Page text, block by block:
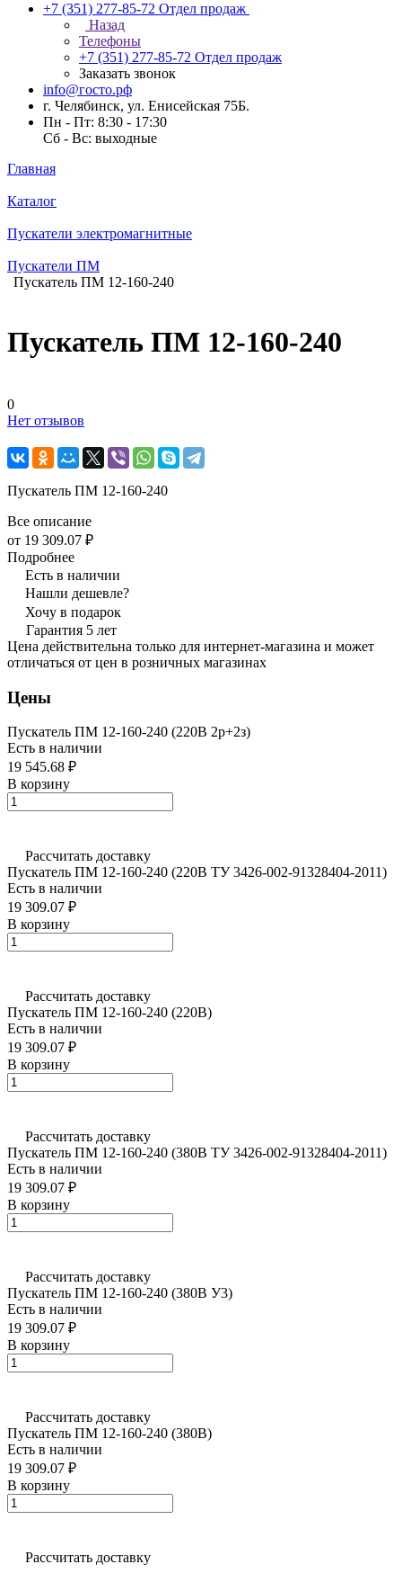
+7 (351) 277-85-72 Отдел продаж
Назад
Телефоны
+7 (351) 277-85-72 Отдел продаж
Заказать звонок
info@госто.рф
г. Челябинск, ул. Енисейская 75Б.
Пн - Пт: 8:30 - 17:30
Сб - Вс: выходные
Главная
Каталог
Пускатели электромагнитные
Пускатели ПМ
Пускатель ПМ 12-160-240
Пускатель ПМ 12-160-240
0
Нет отзывов
Пускатель ПМ 12-160-240
Все описание
от 19 309.07 ₽
Подробнее
Есть в наличии
Нашли дешевле?
Хочу в подарок
Гарантия 5 лет
Цена действительна только для интернет-магазина и может
отличаться от цен в розничных магазинах
Цены
Пускатель ПМ 12-160-240 (220В 2р+2з)
Есть в наличии
19 545.68 ₽
В корзину
Рассчитать доставку
Пускатель ПМ 12-160-240 (220В ТУ 3426-002-91328404-2011)
Есть в наличии
19 309.07 ₽
В корзину
Рассчитать доставку
Пускатель ПМ 12-160-240 (220В)
Есть в наличии
19 309.07 ₽
В корзину
Рассчитать доставку
Пускатель ПМ 12-160-240 (380В ТУ 3426-002-91328404-2011)
Есть в наличии
19 309.07 ₽
В корзину
Рассчитать доставку
Пускатель ПМ 12-160-240 (380В У3)
Есть в наличии
19 309.07 ₽
В корзину
Рассчитать доставку
Пускатель ПМ 12-160-240 (380В)
Есть в наличии
19 309.07 ₽
В корзину
Рассчитать доставку